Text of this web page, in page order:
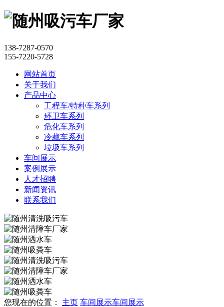
138-7287-0570
155-7220-5728
网站首页
关于我们
产品中心
工程车/特种车系列
环卫车系列
危化车系列
冷藏车系列
垃圾车系列
车间展示
案例展示
人才招聘
新闻资讯
联系我们
您现在的位置： 主页 车间展示车间展示